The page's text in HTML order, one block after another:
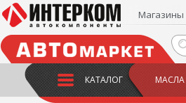
Магазины
КАТАЛОГ МАСЛА